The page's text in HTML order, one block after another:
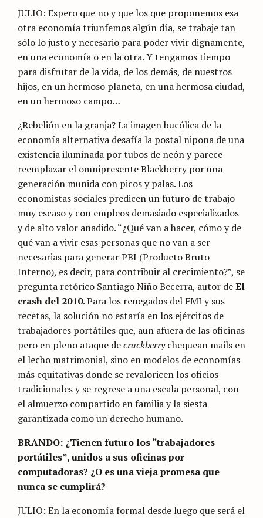
JULIO: Espero que no y que los que proponemos esa
otra economía triunfemos algún día, se trabaje tan
sólo lo justo y necesario para poder vivir dignamente,
en una economía o en la otra. Y tengamos tiempo
para disfrutar de la vida, de los demás, de nuestros
hijos, en un hermoso planeta, en una hermosa ciudad,
en un hermoso campo…
¿Rebelión en la granja? La imagen bucólica de la
economía alternativa desafía la postal nipona de una
existencia iluminada por tubos de neón y parece
reemplazar el omnipresente Blackberry por una
generación muñida con picos y palas. Los
economistas sociales predicen un futuro de trabajo
muy escaso y con empleos demasiado especializados
y de alto valor añadido. “¿Qué van a hacer, cómo y de
qué van a vivir esas personas que no van a ser
necesarias para generar PBI (Producto Bruto
Interno), es decir, para contribuir al crecimiento?”, se
pregunta retórico Santiago Niño Becerra, autor deEl
crash del 2010. Para los renegados del FMI y sus
recetas, la solución no estaría en los ejércitos de
trabajadores portátiles que, aun afuera de las oficinas
pero en pleno ataque decrackberrychequean mails en
el lecho matrimonial, sino en modelos de economías
más equitativas donde se revaloricen los oficios
tradicionales y se regrese a una escala personal, con
el almuerzo compartido en familia y la siesta
garantizada como un derecho humano.
BRANDO: ¿Tienen futuro los “trabajadores
portátiles”, unidos a sus oficinas por
computadoras? ¿O es una vieja promesa que
nunca se cumplirá?
JULIO: En la economía formal desde luego que será el